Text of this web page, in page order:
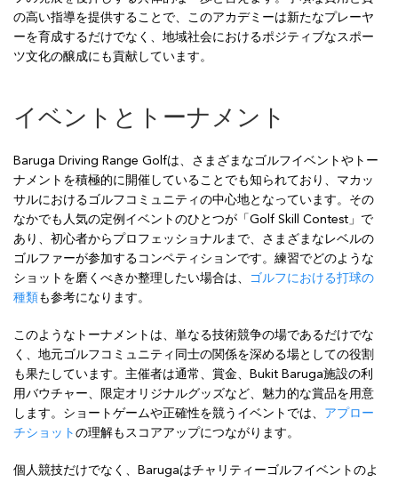
の高い指導を提供することで、このアカデミーは新たなプレーヤ
ーを育成するだけでなく、地域社会におけるポジティブなスポー
ツ文化の醸成にも貢献しています。
イベントとトーナメント
Baruga Driving Range Golfは、さまざまなゴルフイベントやトー
ナメントを積極的に開催していることでも知られており、マカッ
サルにおけるゴルフコミュニティの中心地となっています。その
なかでも人気の定例イベントのひとつが「Golf Skill Contest」で
あり、初心者からプロフェッショナルまで、さまざまなレベルの
ゴルファーが参加するコンペティションです。練習でどのような
ショットを磨くべきか整理したい場合は、 ゴルフにおける打球の
種類 も参考になります。
このようなトーナメントは、単なる技術競争の場であるだけでな
く、地元ゴルフコミュニティ同士の関係を深める場としての役割
も果たしています。主催者は通常、賞金、Bukit Baruga施設の利
用バウチャー、限定オリジナルグッズなど、魅力的な賞品を用意
します。ショートゲームや正確性を競うイベントでは、 アプロー
チショット の理解もスコアアップにつながります。
個人競技だけでなく、Barugaはチャリティーゴルフイベントのよ